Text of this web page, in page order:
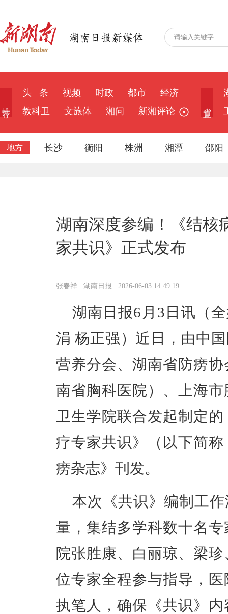
头 条 视频 时政 都市
经济
教科卫
文旅体 湘问 新湘评论
地方 长沙 衡阳 株洲 湘潭 邵阳
湖南深度参编！《结核
家共识》正式发布
张春祥 湖南日报 2026-06-03 14:49:19
湖南日报6月3日讯（
涓 杨正强）近日，由中
营养分会、湖南省防痨
南省胸科医院）、上海
卫生学院联合发起制定
疗专家共识》（以下简
痨杂志》刊发。
本次《共识》编制工
量，集结多学科数十名
院张胜康、白丽琼、梁
位专家全程参与指导，
执笔人，确保《共识》